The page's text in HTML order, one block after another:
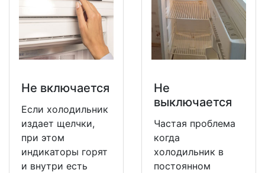
Не включается
Если холодильник
издает щелчки,
при этом
индикаторы горят
и внутри есть
Не
выключается
Частая проблема
когда
холодильник в
постоянном